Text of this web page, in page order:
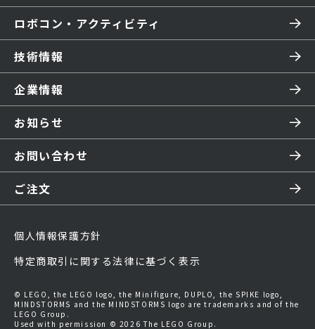
ロボコン・アクティビティ
技術情報
企業情報
お知らせ
お問い合わせ
ご注文
個人情報保護方針
特定商取引に関する法律に基づく表示
© LEGO, the LEGO logo, the Minifigure, DUPLO, the SPIKE logo,
MINDSTORMS and the MINDSTORMS logo are trademarks and of the
LEGO Group.
Used with permission © 2026 The LEGO Group.